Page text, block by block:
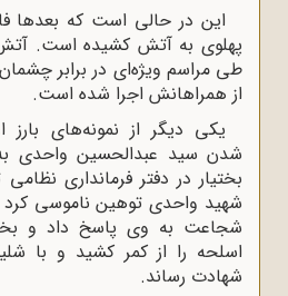
این در حالی است که بعدها
پهلوی به آتش کشیده است. آتش
طی مراسم ویژه‌ای در برابر
از همراهانش اجرا شده است.
یکی دیگر از نمونه‌های بارز
شدن سید عبدالحسین واحدی
بختیار در دفتر فرمانداری
شهید واحدی توهین ناموسی کرد
شجاعت به وی پاسخ داد و
اسلحه را از کمر کشید و با
شهادت رساند.